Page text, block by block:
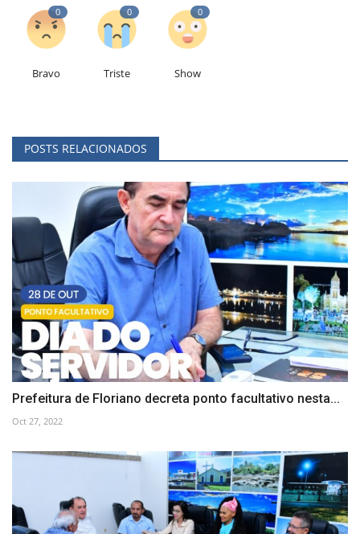
0
Bravo
0
Triste
0
Show
POSTS RELACIONADOS
Prefeitura de Floriano decreta ponto facultativo nesta...
Oct 27, 2022